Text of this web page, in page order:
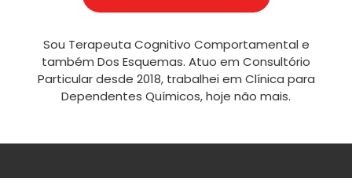
Sou Terapeuta Cognitivo Comportamental e
também Dos Esquemas. Atuo em Consultório
Particular desde 2018, trabalhei em Clínica para
Dependentes Químicos, hoje não mais.